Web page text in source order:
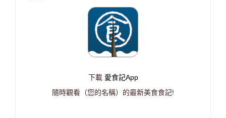
下載 愛食記App
隨時觀看（您的名稱）的最新美食食記!